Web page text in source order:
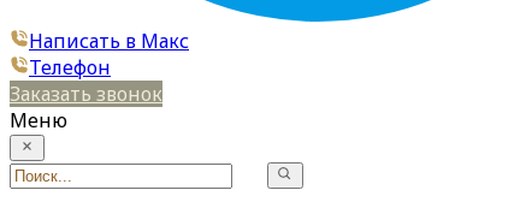
Написать в Макс
Телефон
Заказать звонок
Меню